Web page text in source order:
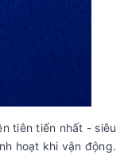
tiên tiến nhất - siêu
hoạt khi vận động.